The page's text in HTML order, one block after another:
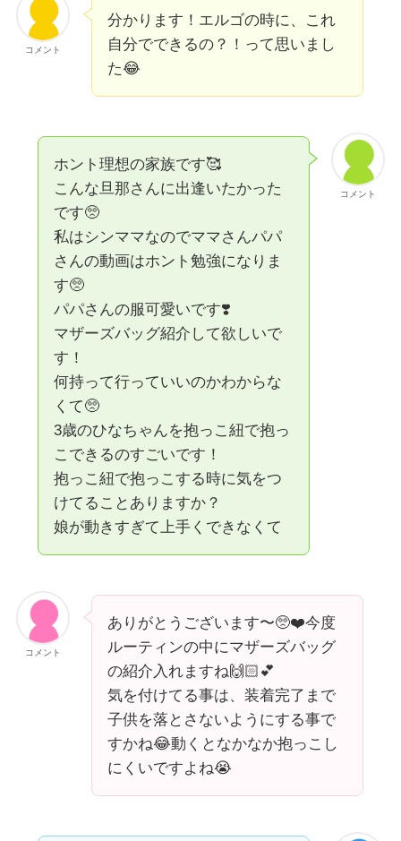
コメント
分かります！エルゴの時に、これ
自分でできるの？！って思いまし
た😂
コメント
ホント理想の家族です🥰
こんな旦那さんに出逢いたかった
です🥺
私はシンママなのでママさんパパ
さんの動画はホント勉強になりま
す🥺
パパさんの服可愛いです❣️
マザーズバッグ紹介して欲しいで
す！
何持って行っていいのかわからな
くて🥺
3歳のひなちゃんを抱っこ紐で抱っ
こできるのすごいです！
抱っこ紐で抱っこする時に気をつ
けてることありますか？
娘が動きすぎて上手くできなくて
コメント
ありがとうございます〜🥺❤️今度
ルーティンの中にマザーズバッグ
の紹介入れますね🙌🏻💕
気を付けてる事は、装着完了まで
子供を落とさないようにする事で
すかね😂動くとなかなか抱っこし
にくいですよね😭